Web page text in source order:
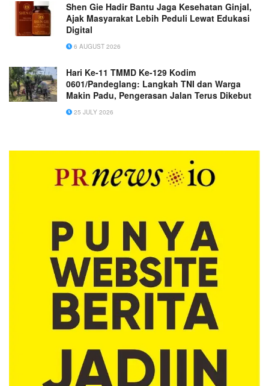
Shen Gie Hadir Bantu Jaga Kesehatan Ginjal,
Ajak Masyarakat Lebih Peduli Lewat Edukasi
Digital
6 AUGUST 2026
Hari Ke-11 TMMD Ke-129 Kodim
0601/Pandeglang: Langkah TNI dan Warga
Makin Padu, Pengerasan Jalan Terus Dikebut
25 JULY 2026